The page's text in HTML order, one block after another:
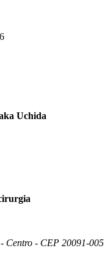
Uchida
Centro - CEP 20091-